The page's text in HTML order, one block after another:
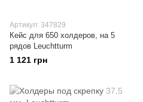
Артикул: 347829
Кейс для 650 холдеров, на 5
рядов Leuchtturm
1 121 грн